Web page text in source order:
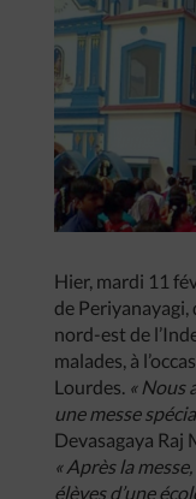
Hier, mardi 11
de Periyanayagi,
nord-est de
malades, à
Lourdes. « Nous
une messe
Devasagaya Raj
« Après la
élèves d’une